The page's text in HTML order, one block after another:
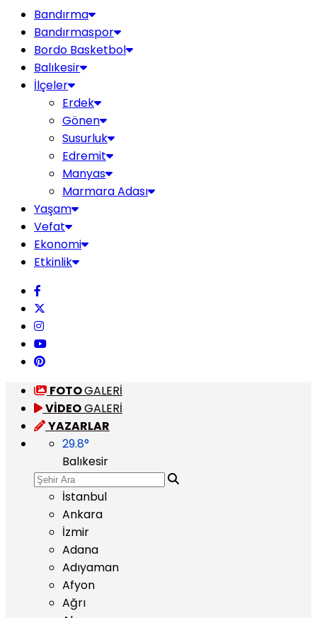
Bandırma
Bandırmaspor
Bordo Basketbol
Balıkesir
İlçeler
Erdek
Gönen
Susurluk
Edremit
Manyas
Marmara Adası
Yaşam
Vefat
Ekonomi
Etkinlik
FOTOGALERİ
VİDEOGALERİ
YAZARLAR
29.8°
Balıkesir
İstanbul
Ankara
İzmir
Adana
Adıyaman
Afyon
Ağrı